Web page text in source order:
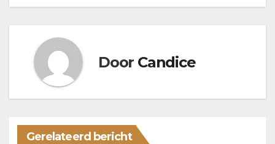
Door Candice
Gerelateerd bericht